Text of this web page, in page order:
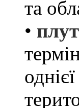
та
•